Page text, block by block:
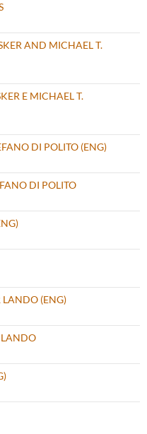
AND MICHAEL T.
E MICHAEL T.
DI POLITO (ENG)
DI POLITO
LANDO (ENG)
LANDO